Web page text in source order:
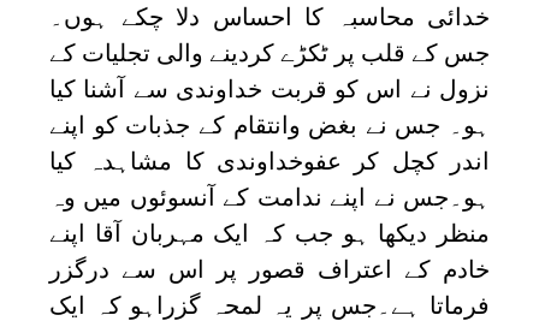
خدائی محاسبہ کا احساس دلا چکے ہوں۔
جس کے قلب پر ٹکڑے کردینے والی تجلیات کے
نزول نے اس کو قربت خداوندی سے آشنا کیا
ہو۔ جس نے بغض وانتقام کے جذبات کو اپنے
اندر کچل کر عفوخداوندی کا مشاہدہ کیا
ہو۔جس نے اپنے ندامت کے آنسوئوں میں وہ
منظر دیکھا ہو جب کہ ایک مہربان آقا اپنے
خادم کے اعتراف قصور پر اس سے درگزر
فرماتا ہے۔جس پر یہ لمحہ گزراہو کہ ایک